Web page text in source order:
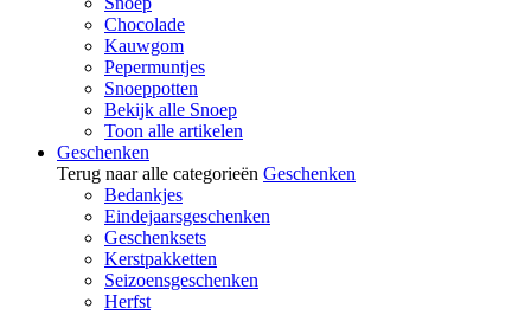
Chocolade
Kauwgom
Pepermuntjes
Snoeppotten
Bekijk alle Snoep
Toon alle artikelen
Geschenken
Terug naar alle categorieën Geschenken
Bedankjes
Eindejaarsgeschenken
Geschenksets
Kerstpakketten
Seizoensgeschenken
Herfst